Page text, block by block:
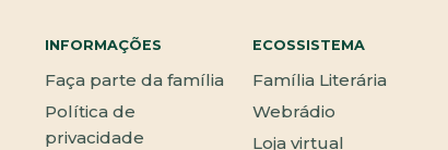
INFORMAÇÕES
Faça parte da família
Política de
privacidade
ECOSSISTEMA
Família Literária
Webrádio
Loja virtual